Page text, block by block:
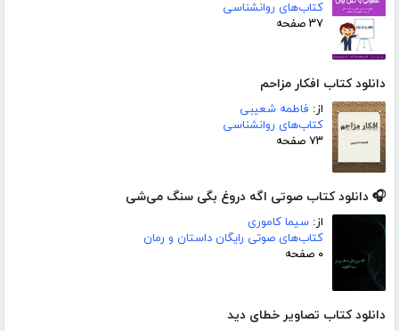
کتاب‌های روانشناسی
۳۷ صفحه
دانلود کتاب افکار مزاحم
از: فاطمه شعیبی
کتاب‌های روانشناسی
۷۳ صفحه
🎧 دانلود کتاب صوتی اگه دروغ بگی سنگ می‌شی
از: سیما کاموری
کتاب‌های صوتی رایگان داستان و رمان
۰ صفحه
دانلود کتاب تصاویر خطای دید